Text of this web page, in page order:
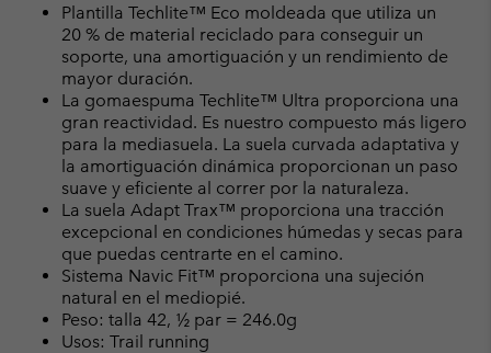
Plantilla Techlite™ Eco moldeada que utiliza un
20 % de material reciclado para conseguir un
soporte, una amortiguación y un rendimiento de
mayor duración.
La gomaespuma Techlite™ Ultra proporciona una
gran reactividad. Es nuestro compuesto más ligero
para la mediasuela. La suela curvada adaptativa y
la amortiguación dinámica proporcionan un paso
suave y eficiente al correr por la naturaleza.
La suela Adapt Trax™ proporciona una tracción
excepcional en condiciones húmedas y secas para
que puedas centrarte en el camino.
Sistema Navic Fit™ proporciona una sujeción
natural en el mediopié.
Peso: talla 42, ½ par = 246.0g
Usos: Trail running